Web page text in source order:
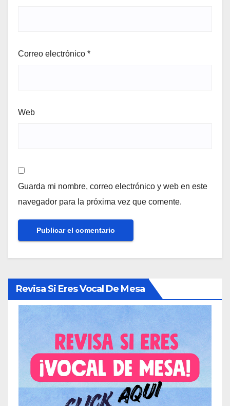
Correo electrónico *
Web
Guarda mi nombre, correo electrónico y web en este
navegador para la próxima vez que comente.
Revisa Si Eres Vocal De Mesa